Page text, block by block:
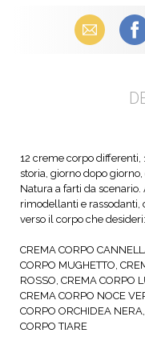
Email
12 creme corpo
storia, giorno dopo
Natura a farti da
rimodellanti e rassodanti,
verso il corpo che
CREMA CORPO
CORPO MUGHETTO,
ROSSO, CREMA CORPO
CREMA CORPO NOCE
CORPO ORCHIDEA
CORPO TIARE